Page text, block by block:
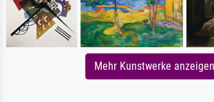
Mehr Kunstwerke anzeigen